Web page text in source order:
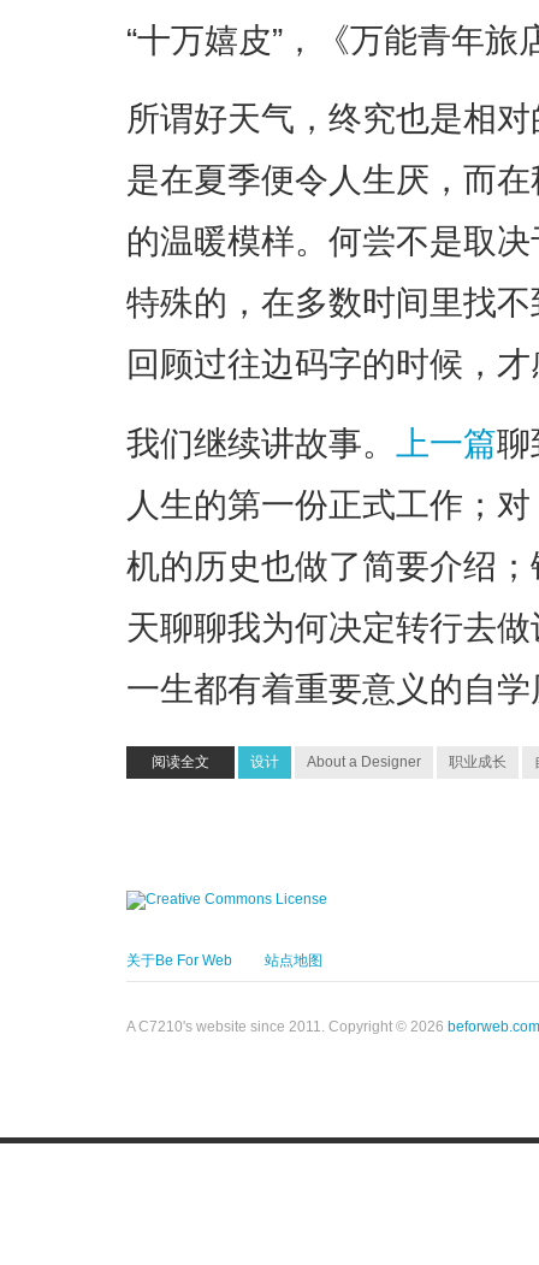
​“十万嬉皮”，《万能青年旅
所谓好天气，终究也是相
是在夏季便令人生厌，而
的温暖模样。何尝不是取
特殊的，在多数时间里找
回顾过往边码字的时候，
我们继续讲故事。 上一篇聊
人生的第一份正式工作；
机的历史也做了简要介绍
天聊聊我为何决定转行去
一生都有着重要意义的自
阅读全文 设计 About a Designer 职业成长
关于Be For Web 站点地图
A C7210's website since 2011. Copyright © 2026 beforweb.com